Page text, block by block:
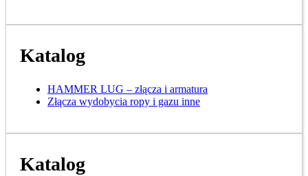
Katalog
HAMMER LUG – złącza i armatura
Złącza wydobycia ropy i gazu inne
Katalog